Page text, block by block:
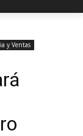
y Ventas